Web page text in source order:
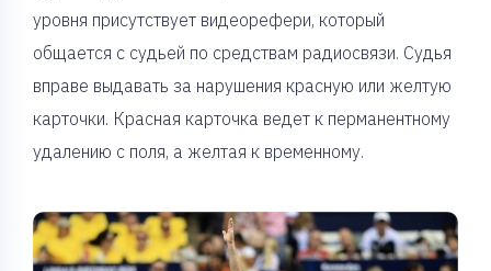
уровня присутствует видеорефери, который
общается с судьей по средствам радиосвязи. Судья
вправе выдавать за нарушения красную или желтую
карточки. Красная карточка ведет к перманентному
удалению с поля, а желтая к временному.